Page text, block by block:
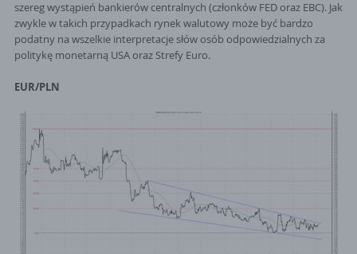
szereg wystąpień bankierów centralnych (członków FED oraz EBC). Jak
zwykle w takich przypadkach rynek walutowy może być bardzo
podatny na wszelkie interpretacje słów osób odpowiedzialnych za
politykę monetarną USA oraz Strefy Euro.
EUR/PLN